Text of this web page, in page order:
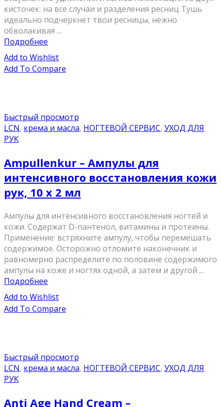
кисточек: на все случаи и разделения ресниц Тушь
идеально подчеркнёт твои ресницы, нежно
обволакивая ...
Подробнее
Add to Wishlist
Add To Compare
Быстрый просмотр
LCN, крема и масла, НОГТЕВОЙ СЕРВИС, УХОД ДЛЯ
РУК
Ampullenkur – Ампулы для
интенсивного восстановления кожи
рук, 10 x 2 мл
Ампулы для интенсивного восстановления ногтей и
кожи. Содержат D-пантенол, витамины и протеины.
Применение: встряхните ампулу, чтобы перемешать
содержимое. Осторожно отломите наконечник и
равномерно распределите по половине содержимого
ампулы на коже и ногтях одной, а затем и другой ...
Подробнее
Add to Wishlist
Add To Compare
Быстрый просмотр
LCN, крема и масла, НОГТЕВОЙ СЕРВИС, УХОД ДЛЯ
РУК
Anti Age Hand Cream –